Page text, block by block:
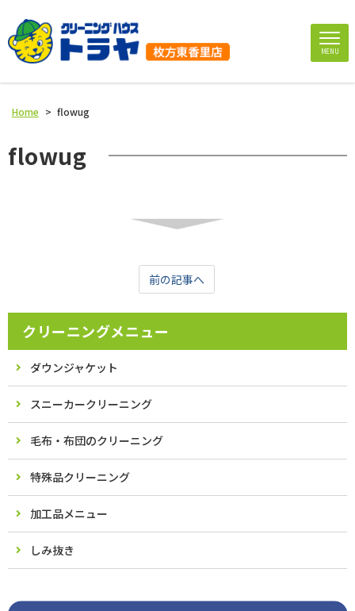
MENU
Home > flowug
flowug
前の記事へ
クリーニングメニュー
ダウンジャケット
スニーカークリーニング
毛布・布団のクリーニング
特殊品クリーニング
加工品メニュー
しみ抜き